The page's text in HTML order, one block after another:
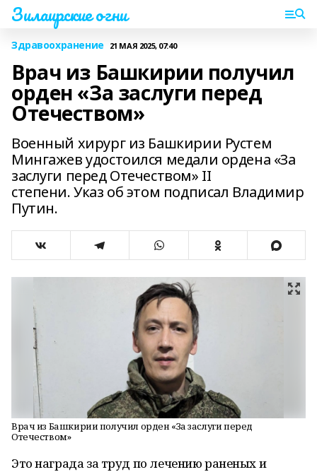
Зилаирские огни
Здравоохранение 21 МАЯ 2025, 07:40
Врач из Башкирии получил
орден «За заслуги перед
Отечеством»
Военный хирург из Башкирии Рустем
Мингажев удостоился медали ордена «За
заслуги перед Отечеством» II
степени. Указ об этом подписал Владимир
Путин.
Врач из Башкирии получил орден «За заслуги перед
Отечеством»
Это награда за труд по лечению раненых и